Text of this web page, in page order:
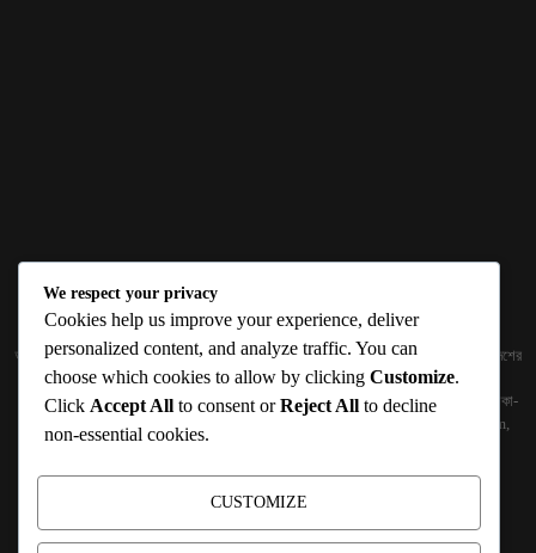
ABOUT US
জ্ঞান বিজ্ঞানের উৎকর্ষ আমাদের প্রভাবিত করে। আলোকিত করে। সেই আলো কে ধারণ কর দেশ ও বিদেশের
তথ্যপ্রযুক্তির অতিসাম্প্রতিক খবরাখবর পাঠকের হাতের মুঠোয় দিতে চায় টেকসিঁড়ি ডট কম।
প্রকাশক ও নির্বাহী সম্পাদকঃ সামিউল হক সুমন ১৮৮/১ (২য় তলা), ইনার সার্কুলার রোড, আরামবাগ, ঢাকা-
১০০০ মোবাইলঃ 01511759094, 01511759095 ইমেইলঃ
techshiribd@gmail.com,
info@techshiri.com
We respect your privacy
Cookies help us improve your experience, deliver
personalized content, and analyze traffic. You can
choose which cookies to allow by clicking Customize.
Click Accept All to consent orReject All to decline
non-essential cookies.
CUSTOMIZE